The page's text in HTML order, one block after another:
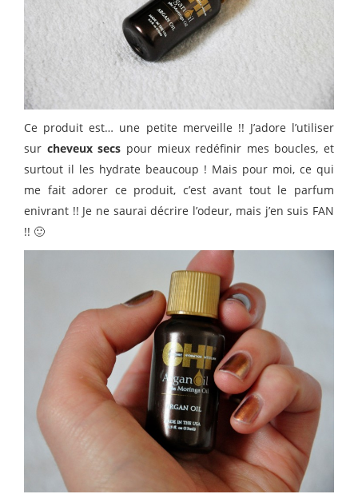
Ce produit est… une petite merveille !! J’adore l’utiliser
sur cheveux secs pour mieux redéfinir mes boucles, et
surtout il les hydrate beaucoup ! Mais pour moi, ce qui
me fait adorer ce produit, c’est avant tout le parfum
enivrant !! Je ne saurai décrire l’odeur, mais j’en suis FAN
!! 🙂